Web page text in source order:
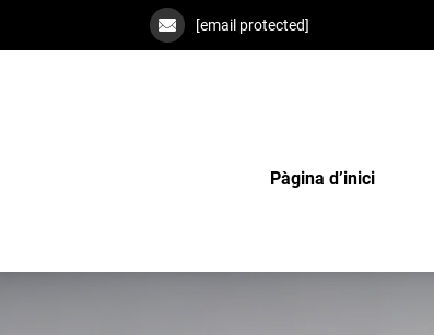
[email protected]
Pàgina d’inici